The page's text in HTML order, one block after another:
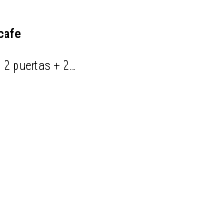
puertas + 2…